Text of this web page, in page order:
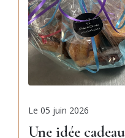
Le 05 juin 2026
Une idée